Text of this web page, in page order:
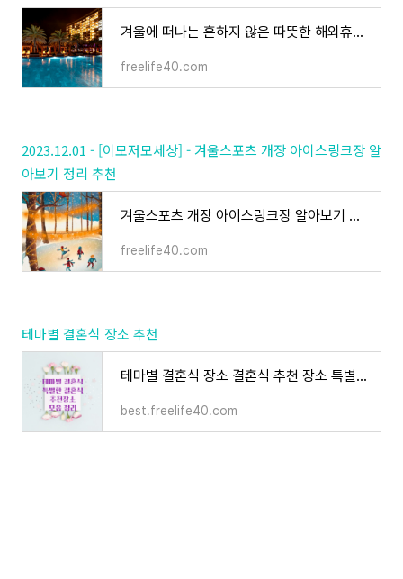
겨울에 떠나는 흔하지 않은 따뜻한 해외휴양지 추천
freelife40.com
2023.12.01 - [이모저모세상] - 겨울스포츠 개장 아이스링크장 알
아보기 정리 추천
겨울스포츠 개장 아이스링크장 알아보기 정리 추천
freelife40.com
테마별 결혼식 장소 추천
테마별 결혼식 장소 결혼식 추천 장소 특별한 결혼식 장소 정리
best.freelife40.com